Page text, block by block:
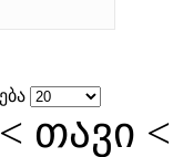
თავი